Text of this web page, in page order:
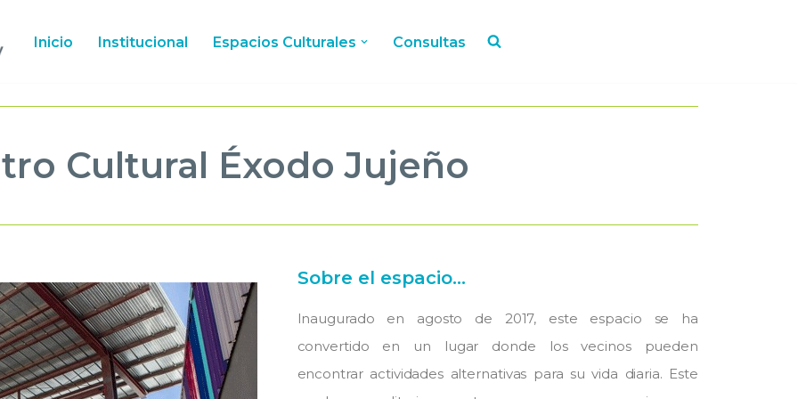
Inicio Institucional Espacios Culturales Consultas
Cultural Éxodo Jujeño
Sobre el espacio...
Inaugurado en agosto de 2017, este espacio se ha
convertido en un lugar donde los vecinos pueden
encontrar actividades alternativas para su vida diaria. Este